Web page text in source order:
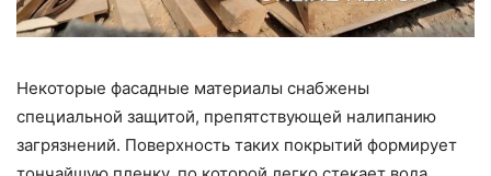
Некоторые фасадные материалы снабжены
специальной защитой, препятствующей налипанию
загрязнений. Поверхность таких покрытий формирует